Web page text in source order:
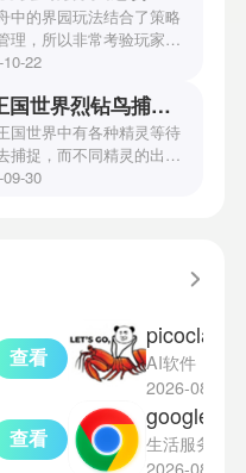
够顺利通关！有兴趣的玩
一起看看吧！
中的界园玩法结合了策略
理，所以非常考验玩家的
划能力。游戏里拥有先
的角色体系足以满足不同
。电表倒转是界园中的核
一，玩家需合理利用通宝
币进行资源转换。明日方
索深度，丰富了玩家的游
22
洛克王国世界烈钻鸟捕捉地点
国世界中有各种精灵等待
捕捉，而不同精灵的出现
捉方式也各不相同。有少
30
查看
查看
AI软件
2026-08-07
生活服务
2026-08-07